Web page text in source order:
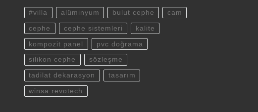
#villa alüminyum bulut cephe cam
cephe cephe sistemleri kalite
kompozit panel pvc doğrama
silikon cephe sözleşme
tadilat dekarasyon tasarım
winsa revotech